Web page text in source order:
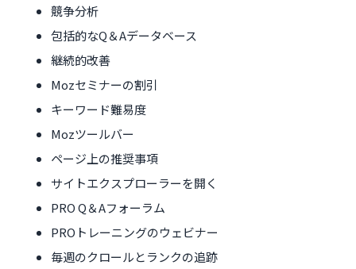
競争分析
包括的なQ＆Aデ​​ータベース
継続的改善
Mozセミナーの割引
キーワード難易度
Mozツールバー
ページ上の推奨事項
サイトエクスプローラーを開く
PRO Q＆Aフォーラム
PROトレーニングのウェビナー
毎週のクロールとランクの追跡